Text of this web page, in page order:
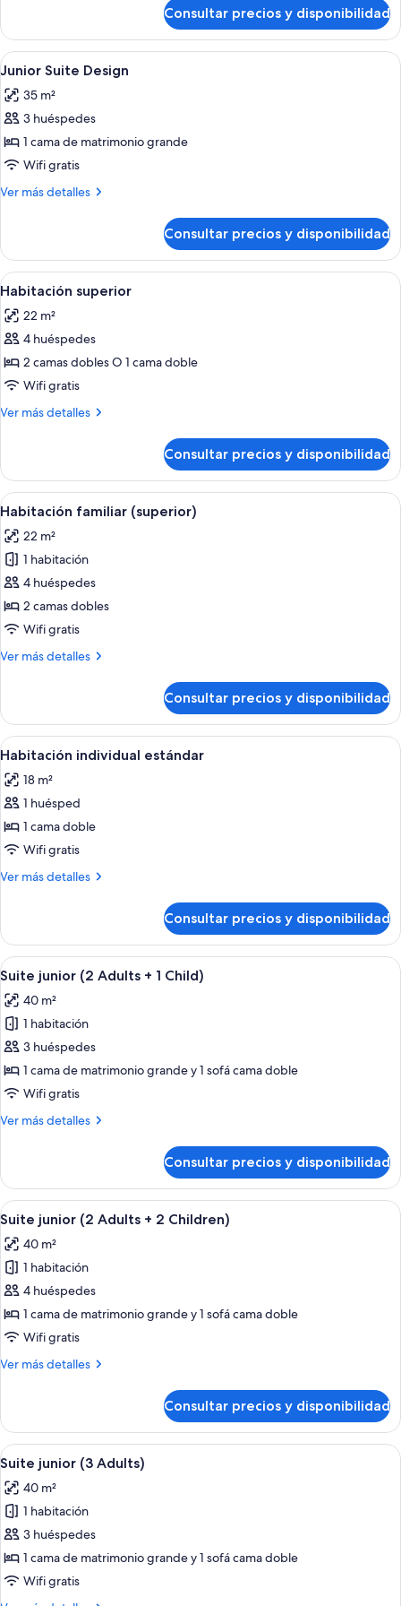
estándar
Consultar precios y disponibilidad
Abrir
todas
las
fotos
de
Junior
Suite
Una habitación de hotel con una
4
Junior Suite Design
35 m²
3 huéspedes
1 cama de matrimonio grande
Wifi gratis
Ver más detalles
Más
Suite
Design
Consultar precios y disponibilidad
Abrir
todas
las
fotos
de
Habitación
superior
Habitación de hotel con cama,
9
Habitación superior
22 m²
4 huéspedes
2 camas dobles O 1 cama doble
Wifi gratis
Ver más detalles
Más
superior
Consultar precios y disponibilidad
Abrir
todas
las
fotos
de
Habitación
familiar
Habitación de hotel con una cama
6
Habitación familiar (superior)
22 m²
1 habitación
4 huéspedes
2 camas dobles
Wifi gratis
Ver más detalles
Más
familiar
(superior)
Consultar precios y disponibilidad
Abrir
todas
las
fotos
de
Habitación
individual
Una habitación de hotel con una
5
Habitación individual estándar
18 m²
1 huésped
1 cama doble
Wifi gratis
Ver más detalles
Más
individual
estándar
Consultar precios y disponibilidad
Abrir
todas
las
fotos
de
Suite
junior
Adults
Child)
Una cama con una decoración con
4
Suite junior (2 Adults + 1 Child)
40 m²
1 habitación
3 huéspedes
1 cama de matrimonio grande y 1 sofá cama doble
Wifi gratis
Ver más detalles
Más
junior
(2
Adults
Child)
Consultar precios y disponibilidad
Abrir
todas
las
fotos
de
Suite
junior
Adults
Children)
Una cama con una decoración con
4
Suite junior (2 Adults + 2 Children)
40 m²
1 habitación
4 huéspedes
1 cama de matrimonio grande y 1 sofá cama doble
Wifi gratis
Ver más detalles
Más
junior
(2
Adults
2
Children)
Consultar precios y disponibilidad
Abrir
todas
las
fotos
de
Suite
junior
Una cama con una decoración con
3
Suite junior (3 Adults)
40 m²
1 habitación
3 huéspedes
1 cama de matrimonio grande y 1 sofá cama doble
Wifi gratis